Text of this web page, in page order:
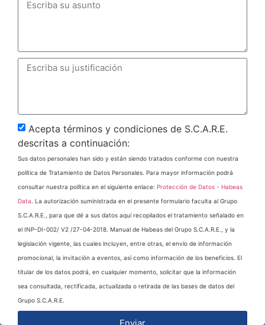
Acepta términos y condiciones de S.C.A.R.E.
descritas a continuación:
Sus datos personales han sido y están siendo tratados conforme con nuestra
política de Tratamiento de Datos Personales. Para mayor información podrá
consultar nuestra política en el siguiente enlace: Protección de Datos - Habeas
Data . La autorización suministrada en el presente formulario faculta al Grupo
S.C.A.R.E., para que dé a sus datos aquí recopilados el tratamiento señalado en
el INP-DI-002/ V2 /27-04-2018. Manual de Habeas del Grupo S.C.A.R.E., y la
legislación vigente, las cuales incluyen, entre otras, el envío de información
promocional, la invitación a eventos, así como información de los beneficios. El
titular de los datos podrá, en cualquier momento, solicitar que la información
sea consultada, rectificada, actualizada o retirada de las bases de datos del
Grupo S.C.A.R.E.